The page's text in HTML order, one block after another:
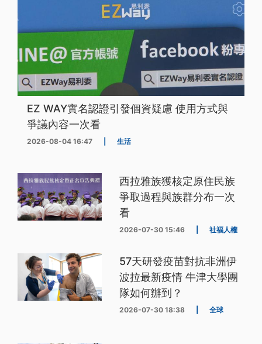
EZ WAY實名認證引發個資疑慮 使用方式與
爭議內容一次看
2026-08-04 16:47 生活
西拉雅族獲核定原住民族
爭取過程與族群分布一次
看
2026-07-30 15:46 社福人權
57天研發疫苗對抗非洲伊
波拉最新疫情 牛津大學團
隊如何辦到？
2026-07-30 18:38 全球